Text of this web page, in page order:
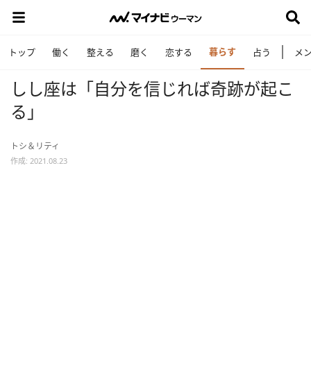
トップ 働く 整える 磨く 恋する 暮らす 占う メ
しし座は「自分を信じれば奇跡が起こ
る」
トシ＆リティ
作成: 2021.08.23